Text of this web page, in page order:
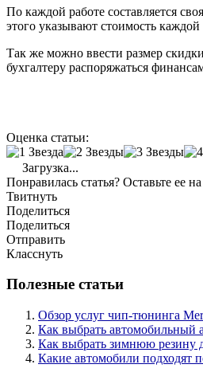
По каждой работе составляется
этого указывают стоимость
Так же можно ввести размер
бухгалтеру распоряжаться
Оценка статьи:
Загрузка...
Понравилась статья? Оставьте ее
Твитнуть
Поделиться
Поделиться
Отправить
Класснуть
Полезные статьи
Обзор услуг чип-тюнинга
Как выбрать автомобильный
Как выбрать зимнюю резину
Какие автомобили подходят